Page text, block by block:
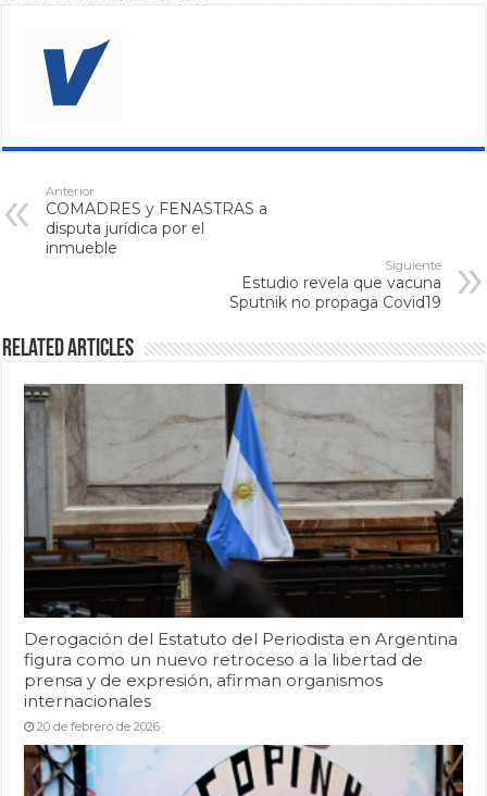
Anterior
COMADRES y FENASTRAS a
disputa jurídica por el
inmueble
Siguiente
Estudio revela que vacuna
Sputnik no propaga Covid19
Related Articles
Derogación del Estatuto del Periodista en Argentina
figura como un nuevo retroceso a la libertad de
prensa y de expresión, afirman organismos
internacionales
20 de febrero de 2026